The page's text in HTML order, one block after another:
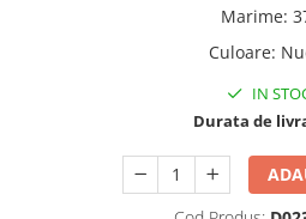
Marime:
Culoare:
IN
Durata de